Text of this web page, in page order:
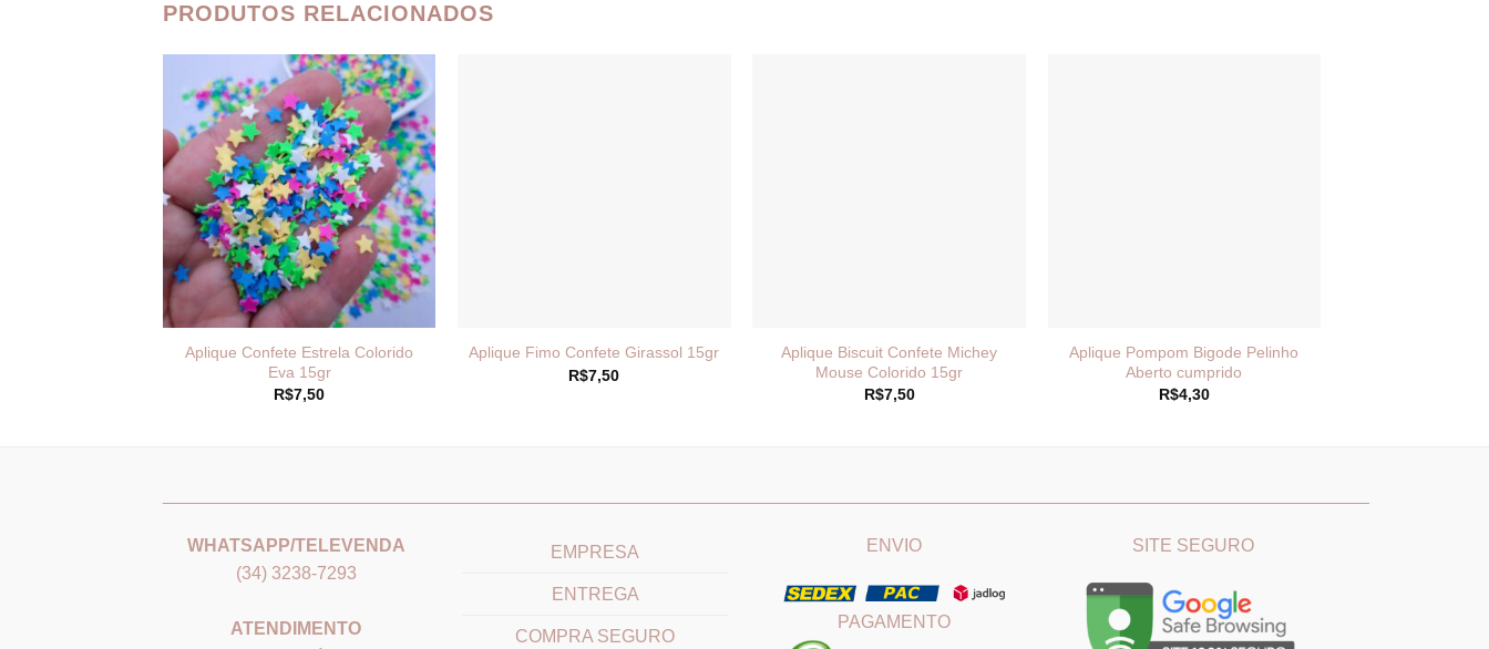
PRODUTOS RELACIONADOS
Aplique Confete Estrela Colorido
Eva 15gr
R$7,50
Aplique Fimo Confete Girassol 15gr
R$7,50
Aplique Biscuit Confete Michey
Mouse Colorido 15gr
R$7,50
Aplique Pompom Bigode Pelinho
Aberto cumprido
R$4,30
WHATSAPP/TELEVENDA
(34) 3238-7293
ATENDIMENTO
EMPRESA
ENTREGA
COMPRA SEGURO
ENVIO
PAGAMENTO
SITE SEGURO